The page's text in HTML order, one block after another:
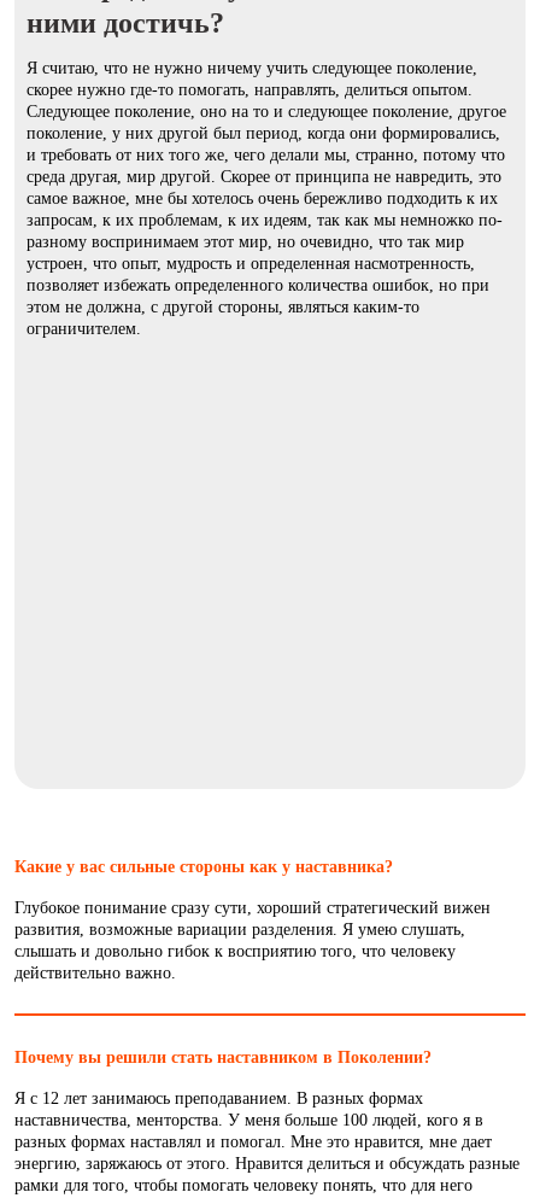
ними достичь?
Я считаю, что не нужно ничему учить следующее поколение,
скорее нужно где-то помогать, направлять, делиться опытом.
Следующее поколение, оно на то и следующее поколение, другое
поколение, у них другой был период, когда они формировались,
и требовать от них того же, чего делали мы, странно, потому что
среда другая, мир другой. Скорее от принципа не навредить, это
самое важное, мне бы хотелось очень бережливо подходить к их
запросам, к их проблемам, к их идеям, так как мы немножко по-
разному воспринимаем этот мир, но очевидно, что так мир
устроен, что опыт, мудрость и определенная насмотренность,
позволяет избежать определенного количества ошибок, но при
этом не должна, с другой стороны, являться каким-то
ограничителем.
Какие у вас сильные стороны как у наставника?
Глубокое понимание сразу сути, хороший стратегический вижен
развития, возможные вариации разделения. Я умею слушать,
слышать и довольно гибок к восприятию того, что человеку
действительно важно.
Почему вы решили стать наставником в Поколении?
Я с 12 лет занимаюсь преподаванием. В разных формах
наставничества, менторства. У меня больше 100 людей, кого я в
разных формах наставлял и помогал. Мне это нравится, мне дает
энергию, заряжаюсь от этого. Нравится делиться и обсуждать разные
рамки для того, чтобы помогать человеку понять, что для него